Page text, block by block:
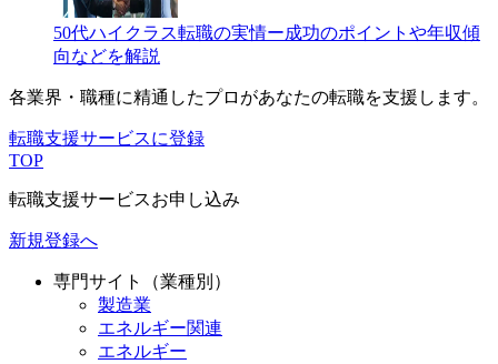
50代ハイクラス転職の実情ー成功のポイントや年収傾
向などを解説
各業界・職種に精通したプロがあなたの転職を支援します。
転職支援サービスに登録
TOP
転職支援サービスお申し込み
新規登録へ
専門サイト（業種別）
製造業
エネルギー関連
エネルギー